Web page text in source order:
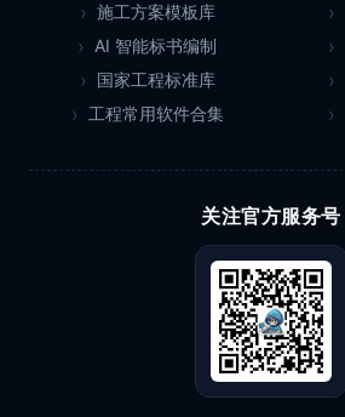
施工方案模板库
AI 智能标书编制
国家工程标准库
工程常用软件合集
关注官方服务号